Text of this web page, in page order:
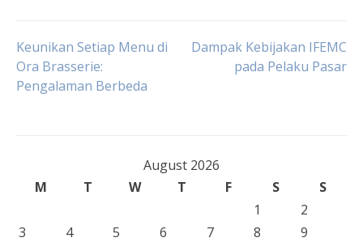
Post
navigation
Keunikan Setiap Menu di
Ora Brasserie:
Pengalaman Berbeda
Dampak Kebijakan IFEMC
pada Pelaku Pasar
August 2026
M
T W T F S
S
1
2
3
4 5 6 7 8
9